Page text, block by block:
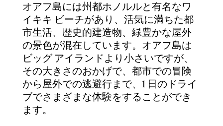
オアフ島には州都ホノルルと有名なワ
イキキ ビーチがあり、活気に満ちた都
市生活、歴史的建造物、緑豊かな屋外
の景色が混在しています。オアフ島は
ビッグ アイランドより小さいですが、
その大きさのおかげで、都市での冒険
から屋外での逃避行まで、1 日のドライ
ブでさまざまな体験をすることができ
ます。